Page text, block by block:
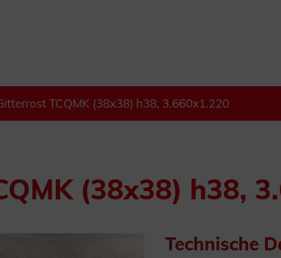
TCQMK (38x38) h38, 3.660x1.220
(38x38) h38,
Technische